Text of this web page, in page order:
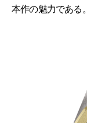
本作の魅力である。